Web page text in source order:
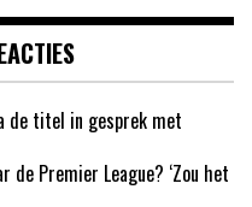
de titel in gesprek met
de Premier League? ‘Zou het